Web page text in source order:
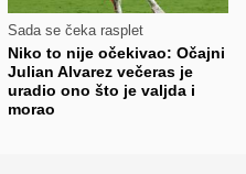
Sada se čeka rasplet
Niko to nije očekivao: Očajni
Julian Alvarez večeras je
uradio ono što je valjda i
morao